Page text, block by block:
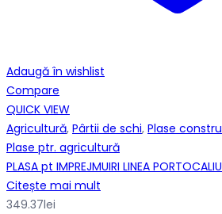
Adaugă în wishlist
Compare
QUICK VIEW
Agricultură, Pârtii de schi, Plase
Plase ptr. agricultură
PLASA pt IMPREJMUIRI LINEA
Citește mai mult
349.37lei